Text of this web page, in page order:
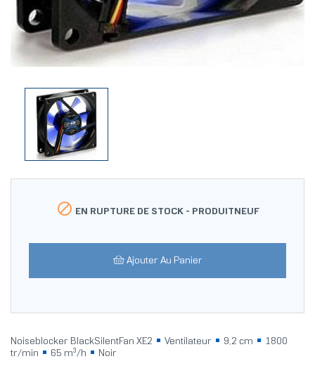
 EN RUPTURE DE STOCK - PRODUITNEUF
Ajouter Au Panier
Noiseblocker BlackSilentFan XE2 Ventilateur 9,2 cm
1800
tr/min
65 m³/h Noir